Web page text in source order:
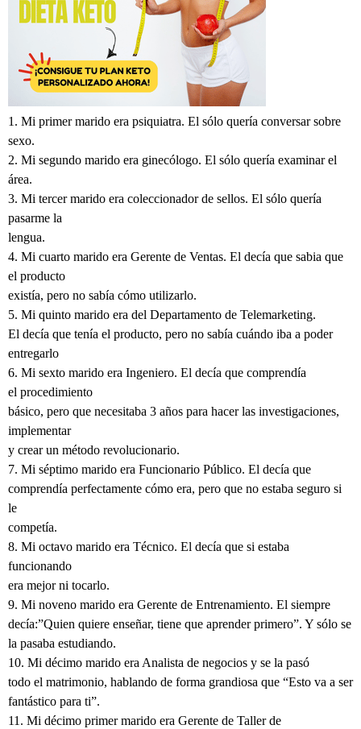
1. Mi primer marido era psiquiatra. El sólo quería conversar sobre
sexo.
2. Mi segundo marido era ginecólogo. El sólo quería examinar el
área.
3. Mi tercer marido era coleccionador de sellos. El sólo quería
pasarme la
lengua.
4. Mi cuarto marido era Gerente de Ventas. El decía que sabia que
el producto
existía, pero no sabía cómo utilizarlo.
5. Mi quinto marido era del Departamento de Telemarketing.
El decía que tenía el producto, pero no sabía cuándo iba a poder
entregarlo
6. Mi sexto marido era Ingeniero. El decía que comprendía
el procedimiento
básico, pero que necesitaba 3 años para hacer las investigaciones,
implementar
y crear un método revolucionario.
7. Mi séptimo marido era Funcionario Público. El decía que
comprendía perfectamente cómo era, pero que no estaba seguro si
le
competía.
8. Mi octavo marido era Técnico. El decía que si estaba
funcionando
era mejor ni tocarlo.
9. Mi noveno marido era Gerente de Entrenamiento. El siempre
decía:”Quien quiere enseñar, tiene que aprender primero”. Y sólo se
la pasaba estudiando.
10. Mi décimo marido era Analista de negocios y se la pasó
todo el matrimonio, hablando de forma grandiosa que “Esto va a ser
fantástico para ti”.
11. Mi décimo primer marido era Gerente de Taller de